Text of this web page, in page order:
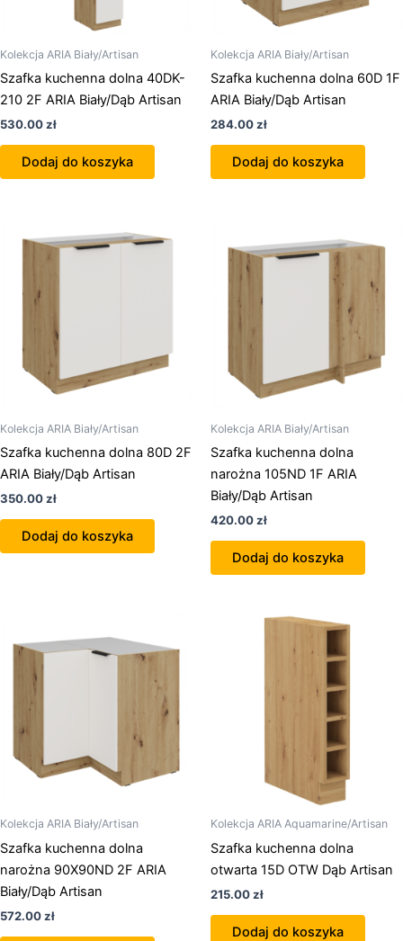
Kolekcja ARIA Biały/Artisan
Szafka kuchenna dolna 40DK-
210 2F ARIA Biały/Dąb Artisan
530.00zł
Dodaj do koszyka
Kolekcja ARIA Biały/Artisan
Szafka kuchenna dolna 60D 1F
ARIA Biały/Dąb Artisan
284.00zł
Dodaj do koszyka
Kolekcja ARIA Biały/Artisan
Szafka kuchenna dolna 80D 2F
ARIA Biały/Dąb Artisan
350.00zł
Dodaj do koszyka
Kolekcja ARIA Biały/Artisan
Szafka kuchenna dolna
narożna 105ND 1F ARIA
Biały/Dąb Artisan
420.00zł
Dodaj do koszyka
Kolekcja ARIA Biały/Artisan
Szafka kuchenna dolna
narożna 90X90ND 2F ARIA
Biały/Dąb Artisan
572.00zł
Kolekcja ARIA Aquamarine/Artisan
Szafka kuchenna dolna
otwarta 15D OTW Dąb Artisan
215.00zł
Dodaj do koszyka